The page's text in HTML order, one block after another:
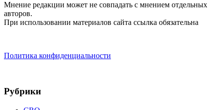
Мнение редакции может не совпадать с мнением отдельных
авторов.
При использовании материалов сайта ссылка обязательна
Политика конфиденциальности
Рубрики